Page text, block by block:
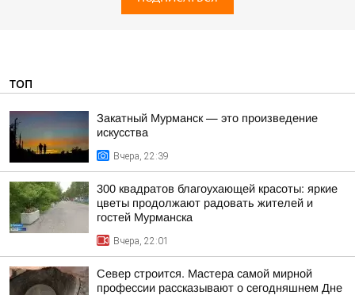
ТОП
Закатный Мурманск — это произведение
искусства
Вчера, 22:39
300 квадратов благоухающей красоты: яркие
цветы продолжают радовать жителей и
гостей Мурманска
Вчера, 22:01
Север строится. Мастера самой мирной
профессии рассказывают о сегодняшнем Дне